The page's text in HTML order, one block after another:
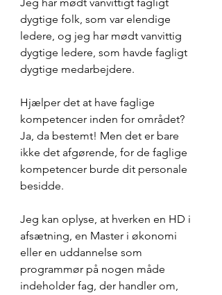
dygtige folk, som var elendige
ledere, og jeg har mødt vanvittig
dygtige ledere, som havde fagligt
dygtige medarbejdere.
Hjælper det at have faglige
kompetencer inden for området?
Ja, da bestemt! Men det er bare
ikke det afgørende, for de faglige
kompetencer burde dit personale
besidde.
Jeg kan oplyse, at hverken en HD i
afsætning, en Master i økonomi
eller en uddannelse som
programmør på nogen måde
indeholder fag, der handler om,